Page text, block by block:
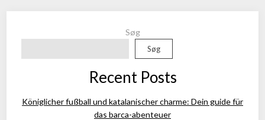
Søg
Søg
Recent Posts
Königlicher fußball und katalanischer charme: Dein guide für
das barca-abenteuer